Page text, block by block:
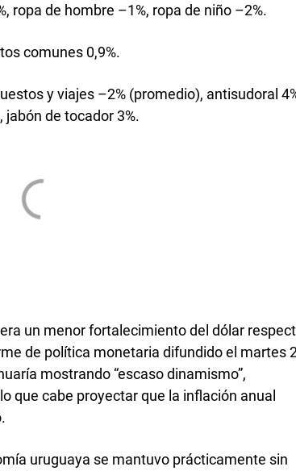
ropa de hombre –1%, ropa de niño –2%.
comunes 0,9%.
y viajes –2% (promedio), antisudoral
jabón de tocador 3%.
un menor fortalecimiento del dólar
de política monetaria difundido el martes
mostrando “escaso dinamismo”,
que cabe proyectar que la inflación anual
uruguaya se mantuvo prácticamente sin